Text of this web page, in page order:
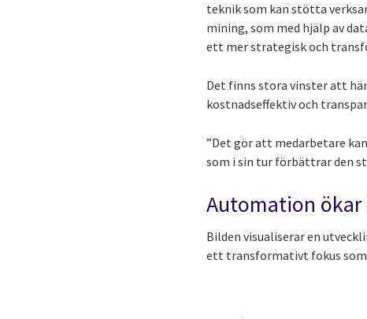
teknik som kan stötta
mining, som med hjälp av
ett mer strategisk och
Det finns stora vinster att
kostnadseffektiv och
”Det gör att medarbetare
som i sin tur förbättrar den
Automation
Bilden visualiserar en
ett transformativt fokus